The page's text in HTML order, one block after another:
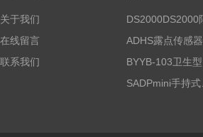
关于我们
在线留言
联系我们
ADHS露点传感器